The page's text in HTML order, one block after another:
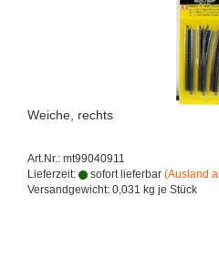
Weiche, rechts
Art.Nr.: mt99040911
Lieferzeit:
sofort lieferbar (Ausland
Versandgewicht: 0,031 kg je Stück